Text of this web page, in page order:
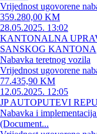
Vrijednost ugovorene
359.280,00 KM
28.05.2025. 13:02
KANTONALNA
SANSKOG KANTONA
Nabavka teretnog vozila
Vrijednost ugovorene
77.435,90 KM
12.05.2025. 12:05
JP AUTOPUTEVI
Nabavka i
(Document...